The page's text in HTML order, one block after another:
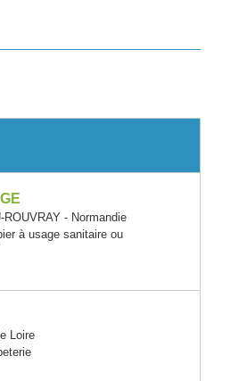
- Normandie
à usage sanitaire ou
Loire